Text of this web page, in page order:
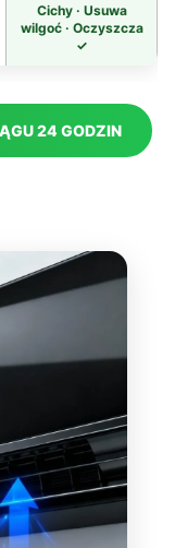
Cichy · Usuwa
wilgoć · Oczyszcza
✓
24 GODZIN